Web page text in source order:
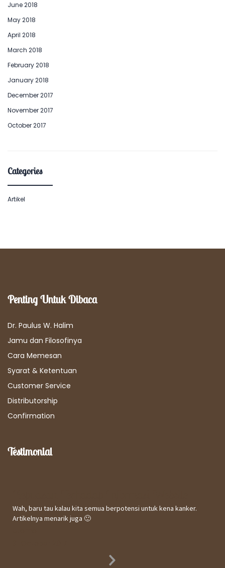
June 2018
May 2018
April 2018
March 2018
February 2018
January 2018
December 2017
November 2017
October 2017
Categories
Artikel
Penting Untuk Dibaca
Dr. Paulus W. Halim
Jamu dan Filosofinya
Cara Memesan
Syarat & Ketentuan
Customer Service
Distributorship
Confirmation
Testimonial
Wah, baru tau kalau kita semua berpotensi untuk kena kanker.
Artikelnya menarik juga 🙂